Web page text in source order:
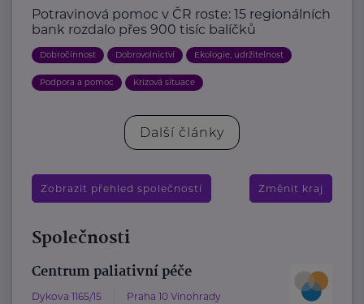
Potravinová pomoc v ČR roste: 15 regionálních
bank rozdalo přes 900 tisíc balíčků
Dobročinnost Dobrovolnictví Ekologie, udržitelnost
Podpora a pomoc Krizová situace
Další články
Zobrazit přehled společností Změnit kraj
Společnosti
Centrum paliativní péče
Dykova 1165/15 Praha 10 Vinohrady